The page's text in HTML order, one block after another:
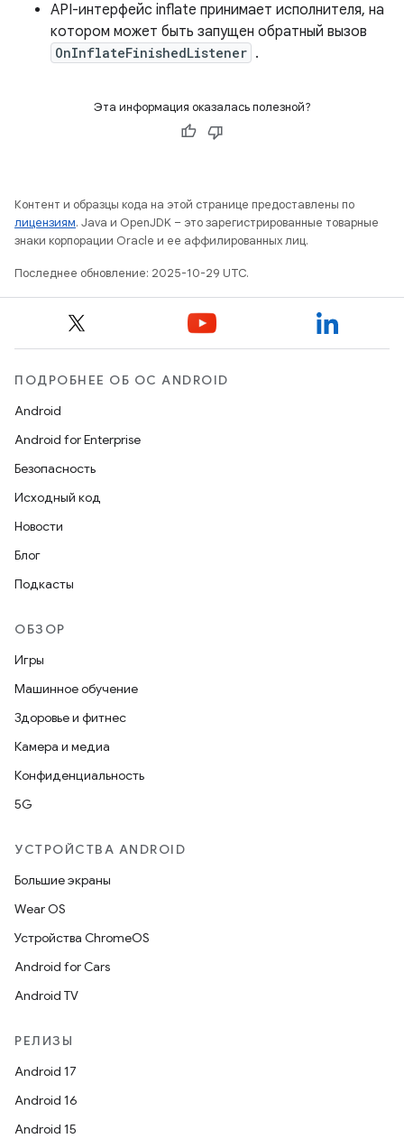
API-интерфейс inflate принимает исполнителя, на
котором может быть запущен обратный вызов
OnInflateFinishedListener .
Эта информация оказалась полезной?
Контент и образцы кода на этой странице предоставлены по
лицензиям. Java и OpenJDK – это зарегистрированные товарные
знаки корпорации Oracle и ее аффилированных лиц.
Последнее обновление: 2025-10-29 UTC.
ПОДРОБНЕЕ ОБ ОС ANDROID
Android
Android for Enterprise
Безопасность
Исходный код
Новости
Блог
Подкасты
ОБЗОР
Игры
Машинное обучение
Здоровье и фитнес
Камера и медиа
Конфиденциальность
5G
УСТРОЙСТВА ANDROID
Большие экраны
Wear OS
Устройства ChromeOS
Android for Cars
Android TV
РЕЛИЗЫ
Android 17
Android 16
Android 15